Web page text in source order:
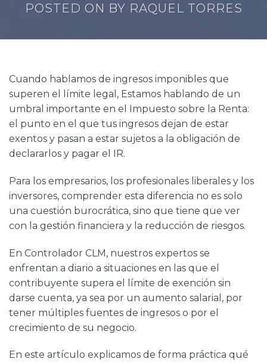
POSTED ON BY RAQUEL TORRES
Cuando hablamos de ingresos imponibles que
superen el límite legal, Estamos hablando de un
umbral importante en el Impuesto sobre la Renta:
el punto en el que tus ingresos dejan de estar
exentos y pasan a estar sujetos a la obligación de
declararlos y pagar el IR.
Para los empresarios, los profesionales liberales y los
inversores, comprender esta diferencia no es solo
una cuestión burocrática, sino que tiene que ver
con la gestión financiera y la reducción de riesgos.
En Controlador CLM, nuestros expertos se
enfrentan a diario a situaciones en las que el
contribuyente supera el límite de exención sin
darse cuenta, ya sea por un aumento salarial, por
tener múltiples fuentes de ingresos o por el
crecimiento de su negocio.
En este artículo explicamos de forma práctica qué